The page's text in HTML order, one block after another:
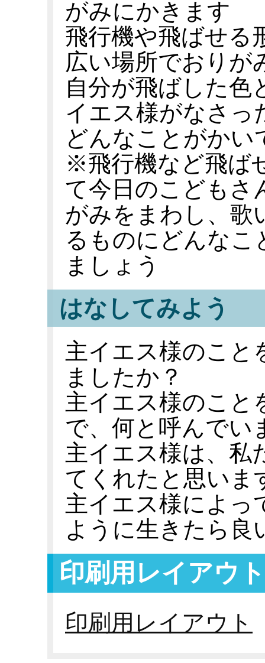
がみにかきます
飛行機や飛ばせる
広い場所でおりが
自分が飛ばした色
イエス様がなさっ
どんなことがか
※飛行機など飛ば
て今日のこどもさ
がみをまわし、歌
るものにどんなこ
ましょう
はなしてみよう
主イエス様のこと
ましたか？
主イエス様のこと
で、何と呼んでい
主イエス様は、私
てくれたと思いま
主イエス様によっ
ように生きたら良
印刷用レイアウト
印刷用レイアウト